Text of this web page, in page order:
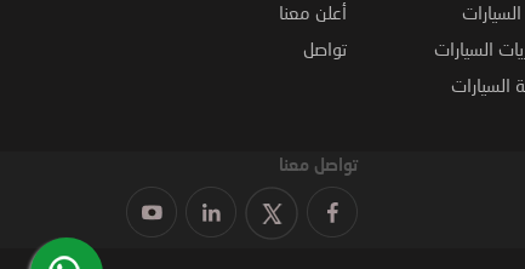
السيارات
السيارات
أعلن معنا
تواصل
تواصل معنا